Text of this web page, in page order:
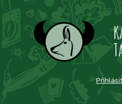
Přeskočit
obsah